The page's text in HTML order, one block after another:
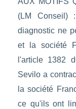
(LM Conseil)
diagnostic ne
et la société
l'article 1382
Sevilo a
la société
ce qu'ils ont